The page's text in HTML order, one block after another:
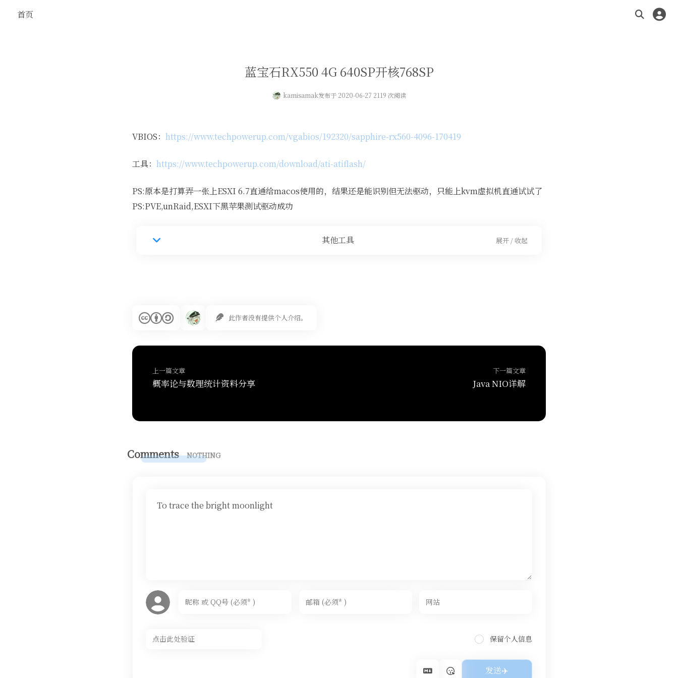
首页
蓝宝石RX550 4G 640SP开核768SP
kamisamak发布于 2020-06-27 2119 次阅读
VBIOS： https://www.techpowerup.com/vgabios/192320/sapphire-rx560-4096-170419
工具： https://www.techpowerup.com/download/ati-atiflash/
PS:原本是打算弄一张上ESXI 6.7直通给macos使用的，结果还是能识别但无法驱动，只能上kvm虚拟机直通试试了
PS:PVE,unRaid,ESXI下黑苹果测试驱动成功
其他工具 展开 / 收起
此作者没有提供个人介绍。
上一篇文章
概率论与数理统计资料分享
下一篇文章
Java NIO详解
Comments NOTHING
To trace the bright moonlight
保留个人信息